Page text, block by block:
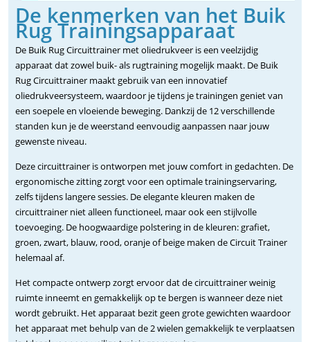
De kenmerken van het Buik
Rug Trainingsapparaat
De Buik Rug Circuittrainer met oliedrukveer is een veelzijdig
apparaat dat zowel buik- als rugtraining mogelijk maakt. De Buik
Rug Circuittrainer maakt gebruik van een innovatief
oliedrukveersysteem, waardoor je tijdens je trainingen geniet van
een soepele en vloeiende beweging. Dankzij de 12 verschillende
standen kun je de weerstand eenvoudig aanpassen naar jouw
gewenste niveau.
Deze circuittrainer is ontworpen met jouw comfort in gedachten. De
ergonomische zitting zorgt voor een optimale trainingservaring,
zelfs tijdens langere sessies. De elegante kleuren maken de
circuittrainer niet alleen functioneel, maar ook een stijlvolle
toevoeging. De hoogwaardige polstering in de kleuren: grafiet,
groen, zwart, blauw, rood, oranje of beige maken de Circuit Trainer
helemaal af.
Het compacte ontwerp zorgt ervoor dat de circuittrainer weinig
ruimte inneemt en gemakkelijk op te bergen is wanneer deze niet
wordt gebruikt. Het apparaat bezit geen grote gewichten waardoor
het apparaat met behulp van de 2 wielen gemakkelijk te verplaatsen